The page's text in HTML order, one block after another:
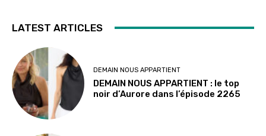
LATEST ARTICLES
DEMAIN NOUS APPARTIENT
DEMAIN NOUS APPARTIENT : le top
noir d’Aurore dans l’épisode 2265